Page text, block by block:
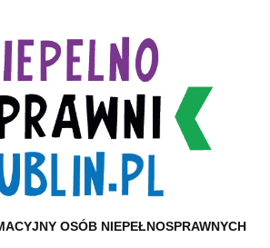
OSÓB NIEPEŁNOSPRAWNYCH